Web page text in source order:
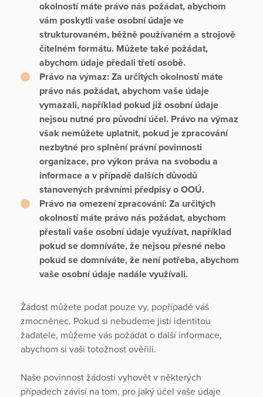
okolností máte právo nás požádat, abychom
vám poskytli vaše osobní údaje ve
strukturovaném, běžně používaném a strojově
čitelném formátu. Můžete také požádat,
abychom údaje předali třetí osobě.
Právo na výmaz: Za určitých okolností máte
právo nás požádat, abychom vaše údaje
vymazali, například pokud již osobní údaje
nejsou nutné pro původní účel. Právo na výmaz
však nemůžete uplatnit, pokud je zpracování
nezbytné pro splnění právní povinnosti
organizace, pro výkon práva na svobodu a
informace a v případě dalších důvodů
stanovených právními předpisy o OOÚ.
Právo na omezení zpracování: Za určitých
okolností máte právo nás požádat, abychom
přestali vaše osobní údaje využívat, například
pokud se domníváte, že nejsou přesné nebo
pokud se domníváte, že není potřeba, abychom
vaše osobní údaje nadále využívali.
Žádost můžete podat pouze vy, popřípadě váš
zmocněnec. Pokud si nebudeme jisti identitou
žadatele, můžeme vás požádat o další informace,
abychom si vaši totožnost ověřili.
Naše povinnost žádosti vyhovět v některých
případech závisí na tom, pro jaký účel vaše údaje